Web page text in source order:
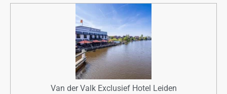
Van der Valk Exclusief Hotel Leiden